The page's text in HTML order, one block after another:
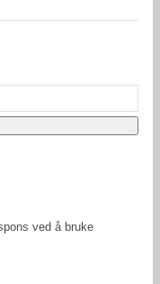
ved å bruke